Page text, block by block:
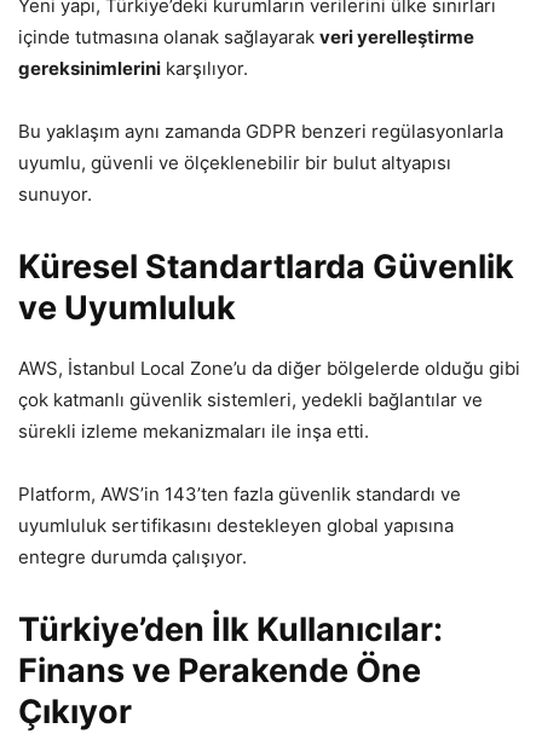
Yeni yapı, Türkiye’deki kurumların verilerini ülke sınırları
içinde tutmasına olanak sağlayarak veri yerelleştirme
gereksinimlerini karşılıyor.
Bu yaklaşım aynı zamanda GDPR benzeri regülasyonlarla
uyumlu, güvenli ve ölçeklenebilir bir bulut altyapısı
sunuyor.
Küresel Standartlarda Güvenlik
ve Uyumluluk
AWS, İstanbul Local Zone’u da diğer bölgelerde olduğu gibi
çok katmanlı güvenlik sistemleri, yedekli bağlantılar ve
sürekli izleme mekanizmaları ile inşa etti.
Platform, AWS’in 143’ten fazla güvenlik standardı ve
uyumluluk sertifikasını destekleyen global yapısına
entegre durumda çalışıyor.
Türkiye’den İlk Kullanıcılar:
Finans ve Perakende Öne
Çıkıyor